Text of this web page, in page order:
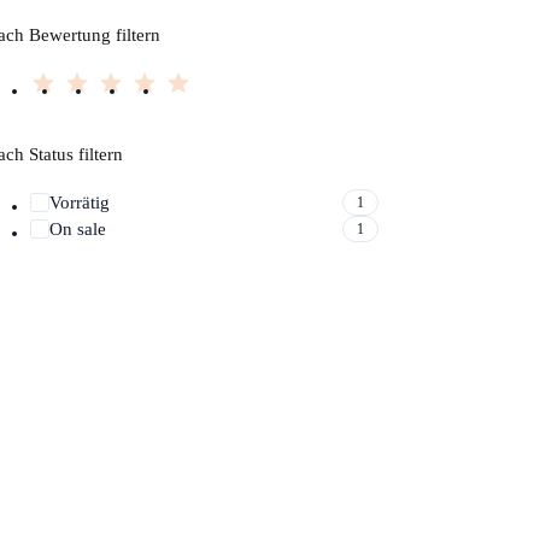
Bewertung filtern
Status filtern
Vorrätig 1
On sale 1